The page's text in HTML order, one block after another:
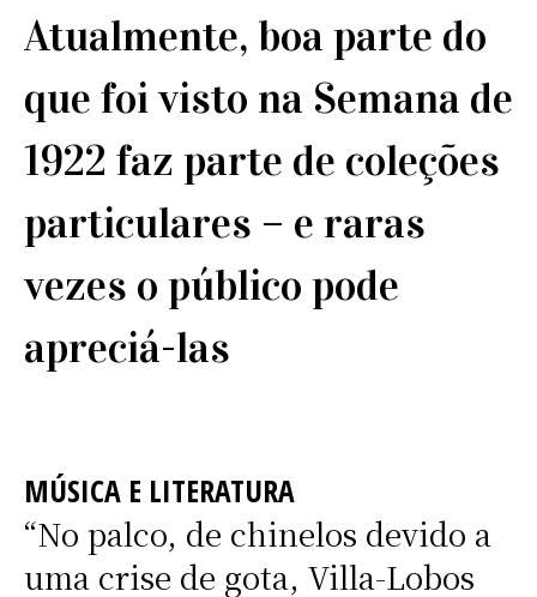
Atualmente, boa parte do
que foi visto na Semana de
1922 faz parte de coleções
particulares – e raras
vezes o público pode
apreciá-las
MÚSICA E LITERATURA
“No palco, de chinelos devido a
uma crise de gota, Villa-Lobos